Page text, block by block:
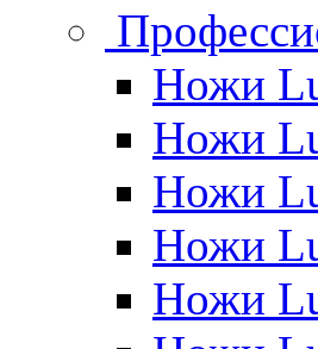
Ножи
Ножи
Ножи
Ножи
Ножи